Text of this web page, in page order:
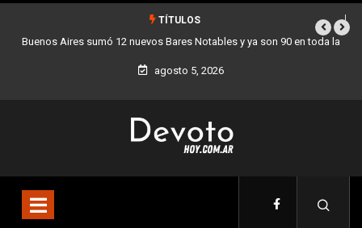
TÍTULOS
en toda la Los stands móviles de la Ciudad llegan esta semana a Villa
agosto 5, 2026